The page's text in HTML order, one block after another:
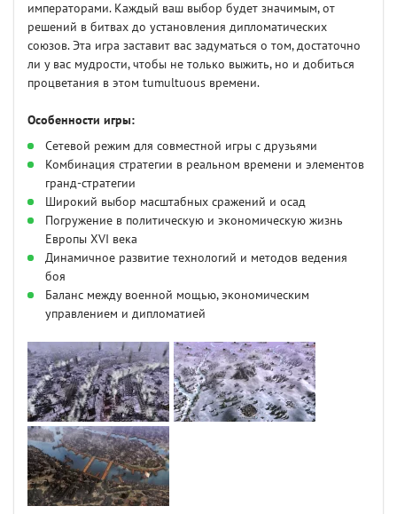
императорами. Каждый ваш выбор будет значимым, от
решений в битвах до установления дипломатических
союзов. Эта игра заставит вас задуматься о том, достаточно
ли у вас мудрости, чтобы не только выжить, но и добиться
процветания в этом tumultuous времени.
Особенности игры:
Сетевой режим для совместной игры с друзьями
Комбинация стратегии в реальном времени и элементов
гранд-стратегии
Широкий выбор масштабных сражений и осад
Погружение в политическую и экономическую жизнь
Европы XVI века
Динамичное развитие технологий и методов ведения
боя
Баланс между военной мощью, экономическим
управлением и дипломатией